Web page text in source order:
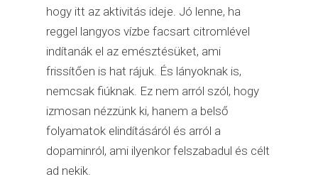
hogy itt az aktivitás ideje. Jó lenne, ha
reggel langyos vízbe facsart citromlével
indítanák el az emésztésüket, ami
frissítően is hat rájuk. És lányoknak is,
nemcsak fiúknak. Ez nem arról szól, hogy
izmosan nézzünk ki, hanem a belső
folyamatok elindításáról és arról a
dopaminról, ami ilyenkor felszabadul és célt
ad nekik.